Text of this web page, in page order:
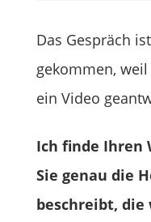
Das Gespräch
gekommen,
ein Video
Ich finde Ihren
Sie genau die
beschreibt,